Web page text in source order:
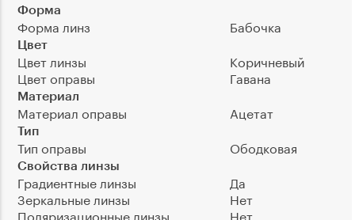
Форма
Форма линз Бабочка
Цвет
Цвет линзы
Коричневый
Цвет оправы
Гавана
Материал
Материал оправы Ацетат
Тип
Тип оправы Ободковая
Свойства линзы
Градиентные линзы
Да
Зеркальные линзы
Нет
Поляризационные линзы
Нет